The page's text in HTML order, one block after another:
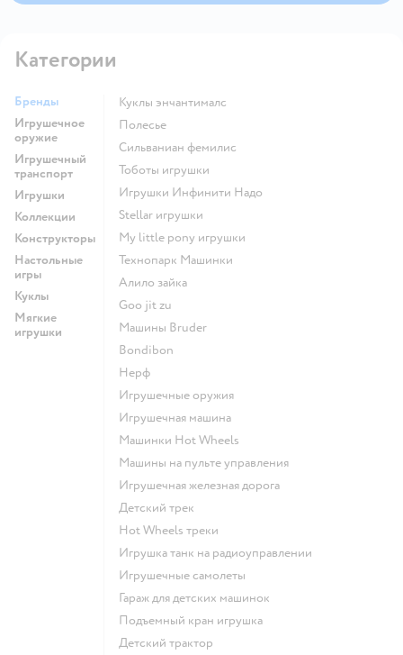
Категории
Бренды
Игрушечное
оружие
Игрушечный
транспорт
Игрушки
Коллекции
Конструкторы
Настольные
игры
Куклы
Мягкие
игрушки
Куклы энчантималс
Полесье
Сильваниан фемилис
Тоботы игрушки
Игрушки Инфинити Надо
Stellar игрушки
my little pony игрушки
Технопарк Машинки
Алило зайка
Goo jit zu
Машины Bruder
Bondibon
Нерф
Игрушечные оружия
Игрушечная машина
Машинки Hot Wheels
Машины на пульте управления
Игрушечная железная дорога
Детский трек
Hot Wheels треки
Игрушка танк на радиоуправлении
Игрушечные самолеты
Гараж для детских машинок
Подъемный кран игрушка
Детский трактор